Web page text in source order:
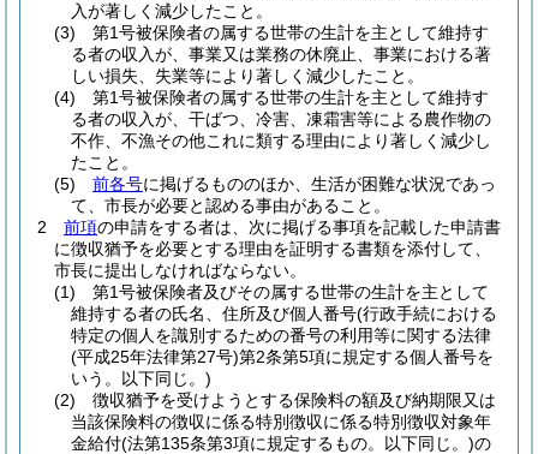
入が著しく減少したこと。
(3)
第1号被保険者の属する世帯の生計を主として維持す
る者の収入が、事業又は業務の休廃止、事業における著
しい損失、失業等により著しく減少したこと。
(4)
第1号被保険者の属する世帯の生計を主として維持す
る者の収入が、干ばつ、冷害、凍霜害等による農作物の
不作、不漁その他これに類する理由により著しく減少し
たこと。
(5)
前各号に掲げるもののほか、生活が困難な状況であっ
て、市長が必要と認める事由があること。
2
前項の申請をする者は、次に掲げる事項を記載した申請書
に徴収猶予を必要とする理由を証明する書類を添付して、
市長に提出しなければならない。
(1)
第1号被保険者及びその属する世帯の生計を主として
維持する者の氏名、住所及び個人番号(行政手続における
特定の個人を識別するための番号の利用等に関する法律
(平成25年法律第27号)第2条第5項に規定する個人番号を
いう。以下同じ。)
(2)
徴収猶予を受けようとする保険料の額及び納期限又は
当該保険料の徴収に係る特別徴収に係る特別徴収対象年
金給付(法第135条第3項に規定するもの。以下同じ。)の